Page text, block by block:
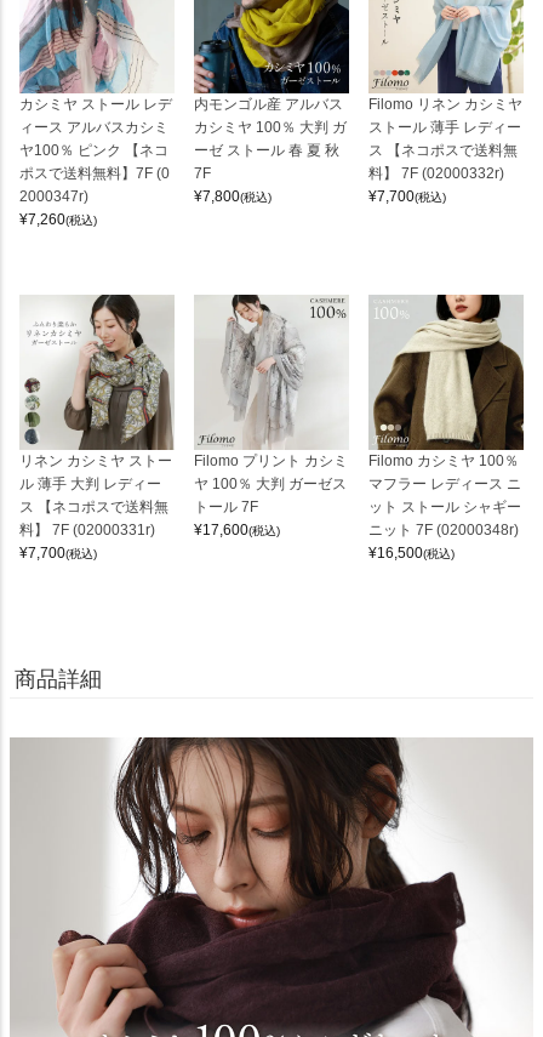
カシミヤ ストール レデ
ィース アルバスカシミ
ヤ100％ ピンク 【ネコ
ポスで送料無料】7F (0
2000347r)
¥7,260(税込)
内モンゴル産 アルバス
カシミヤ 100％ 大判 ガ
ーゼ ストール 春 夏 秋
7F
¥7,800(税込)
Filomo リネン カシミヤ
ストール 薄手 レディー
ス 【ネコポスで送料無
料】 7F (02000332r)
¥7,700(税込)
リネン カシミヤ ストー
ル 薄手 大判 レディー
ス 【ネコポスで送料無
料】 7F (02000331r)
¥7,700(税込)
Filomo プリント カシミ
ヤ 100％ 大判 ガーゼス
トール 7F
¥17,600(税込)
Filomo カシミヤ 100％
マフラー レディース ニ
ット ストール シャギー
ニット 7F (02000348r)
¥16,500(税込)
商品詳細